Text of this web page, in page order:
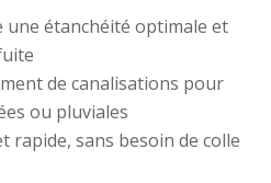
une étanchéité optimale et
de canalisations pour
ou pluviales
rapide, sans besoin de colle